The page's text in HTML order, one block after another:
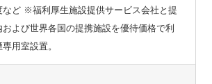
など ※福利厚生施設提供サービス会社と提
よび世界各国の提携施設を優待価格で利
用室設置。